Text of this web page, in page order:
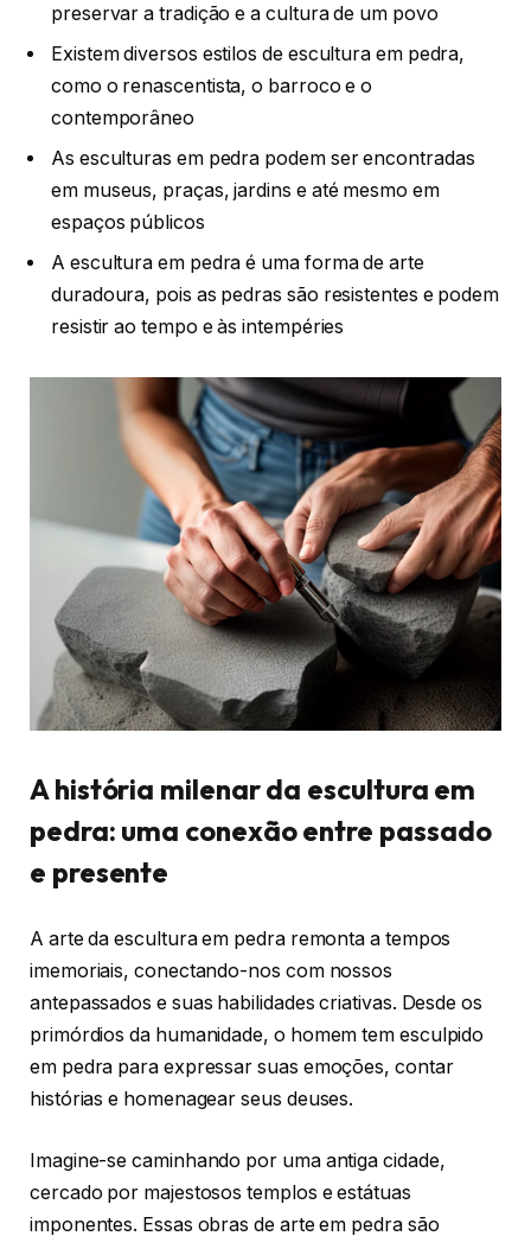
preservar a tradição e a cultura de um povo
Existem diversos estilos de escultura em pedra,
como o renascentista, o barroco e o
contemporâneo
As esculturas em pedra podem ser encontradas
em museus, praças, jardins e até mesmo em
espaços públicos
A escultura em pedra é uma forma de arte
duradoura, pois as pedras são resistentes e podem
resistir ao tempo e às intempéries
A história milenar da escultura em
pedra: uma conexão entre passado
e presente
A arte da escultura em pedra remonta a tempos
imemoriais, conectando-nos com nossos
antepassados ​​e suas habilidades criativas. Desde os
primórdios da humanidade, o homem tem esculpido
em pedra para expressar suas emoções, contar
histórias e homenagear seus deuses.
Imagine-se caminhando por uma antiga cidade,
cercado por majestosos templos e estátuas
imponentes. Essas obras de arte em pedra são